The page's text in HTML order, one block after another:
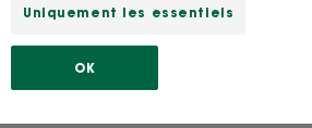
Uniquement les essentiels
OK